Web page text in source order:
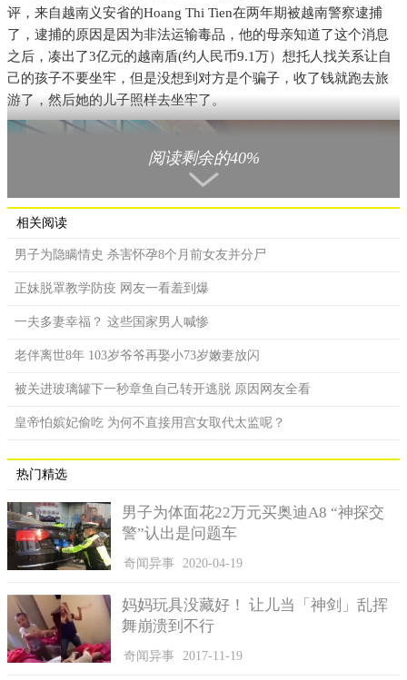
评，来自越南义安省的Hoang Thi Tien在两年期被越南警察逮捕
了，逮捕的原因是因为非法运输毒品，他的母亲知道了这个消息
之后，凑出了3亿元的越南盾(约人民币9.1万）想托人找关系让自
己的孩子不要坐牢，但是没想到对方是个骗子，收了钱就跑去旅
游了，然后她的儿子照样去坐牢了。
事情的开始是这样的，Hoang Thi Tien因为非法运输毒品被逮
捕，他母亲知道了这个消息的时候，一瞬间无法接受这个事实，
实就是事实是无法改变的，为了不让自己的孩子就这样去坐牢，
她开始到处找关系希望可以让她儿子平安无事。
在她找关系的过程中，她的朋友给她介绍了一位名叫Le Tri Tu
的男子，双方见面之后Tu就在夸大其词的说自己有多么厉害，有
多少人在他的帮助下躲过了牢狱之灾，Tu十分肯定的说，只要
来。
Tien对Tu彻底的相信了，她总共给Tu转账了7次，一共转了2.4
亿元的越南盾（人民币7.21万），转完账后她还问了Tu现在是什
阅读剩余的40%
相关阅读
男子为隐瞒情史 杀害怀孕8个月前女友并分尸
正妹脱罩教学防疫 网友一看羞到爆
一夫多妻幸福？ 这些国家男人喊惨
老伴离世8年 103岁爷爷再娶小73岁嫩妻放闪
被关进玻璃罐下一秒章鱼自己转开逃脱 原因网友全看
皇帝怕嫔妃偷吃 为何不直接用宫女取代太监呢？
热门精选
男子为体面花22万元买奥迪A8 “神探交
警”认出是问题车
奇闻异事 2020-04-19
妈妈玩具没藏好！ 让儿当「神剑」乱挥
舞崩溃到不行
奇闻异事 2017-11-19